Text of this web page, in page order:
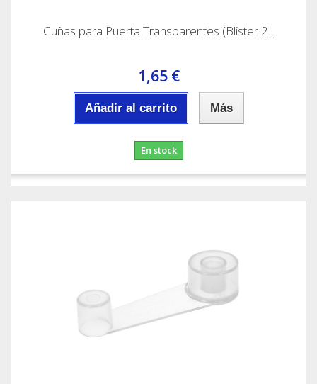
Cuñas para Puerta Transparentes (Blister 2...
1,65 €
Añadir al carrito Más
En stock